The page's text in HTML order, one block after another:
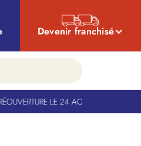
Devenir franchisé
LE 24 AOÛT-